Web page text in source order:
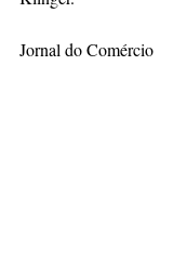
Jornal do Comércio